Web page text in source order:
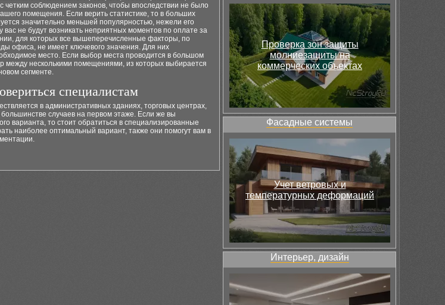
соблюдением законов, чтобы впоследствии не было
помещения. Если верить статистике, то в больших
значительно меньшей популярностью, нежели его
не будут возникать неприятных моментов по оплате за
для которых все вышеперечисленные факторы, по
офиса, не имеет ключевого значения. Для них
место. Если выбор места проводится в большом
между несколькими помещениями, из которых выбирается
сегменте.
специалистам
в административных зданиях, торговых центрах,
случаев на первом этаже. Если же вы
варианта, то стоит обратиться в специализированные
наиболее оптимальный вариант, также они помогут вам в
Проверка зон защиты
молниезащиты на
коммерческих объектах
Фасадные системы
Учет ветровых и
температурных деформаций
Интерьер, дизайн